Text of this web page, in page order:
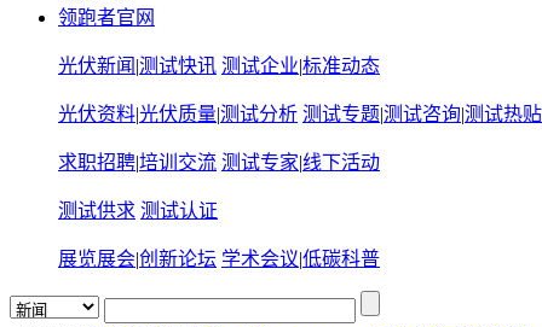
领跑者官网
光伏新闻 |测试快讯 测试企业|标准动态
光伏资料|光伏质量|测试分析 测试专题|测试咨询|测试热贴
求职招聘|培训交流 测试专家|线下活动
测试供求 测试认证
展览展会|创新论坛 学术会议|低碳科普